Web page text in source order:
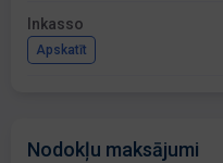
Inkasso
Apskatīt
Nodokļu maksājumi